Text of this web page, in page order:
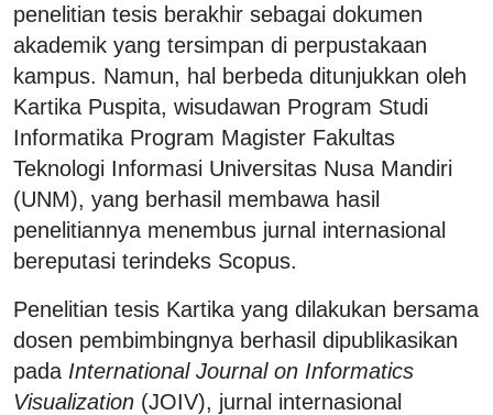
penelitian tesis berakhir sebagai dokumen
akademik yang tersimpan di perpustakaan
kampus. Namun, hal berbeda ditunjukkan oleh
Kartika Puspita, wisudawan Program Studi
Informatika Program Magister Fakultas
Teknologi Informasi Universitas Nusa Mandiri
(UNM), yang berhasil membawa hasil
penelitiannya menembus jurnal internasional
bereputasi terindeks Scopus.
Penelitian tesis Kartika yang dilakukan bersama
dosen pembimbingnya berhasil dipublikasikan
pada International Journal on Informatics
Visualization (JOIV), jurnal internasional